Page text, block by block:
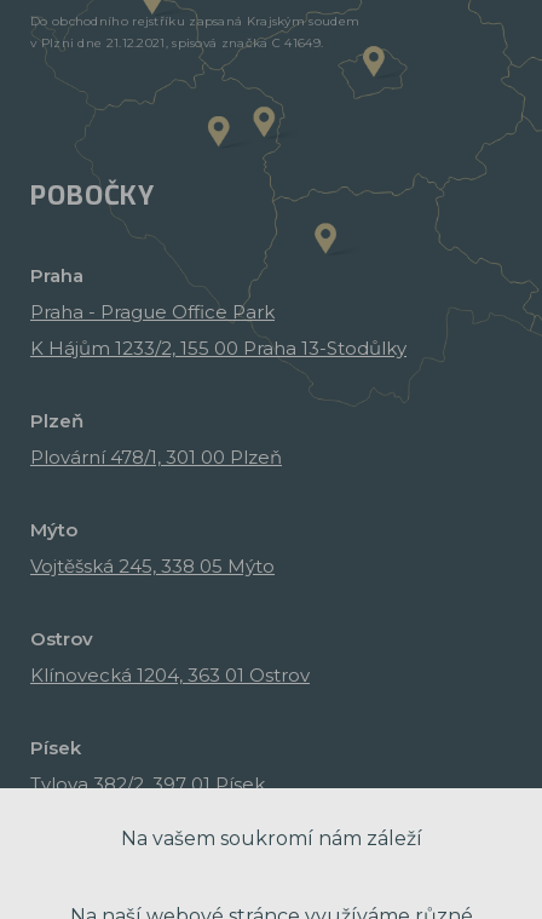
Do obchodního rejstříku zapsaná Krajským soudem
v Plzni dne 21.12.2021, spisová značka C 41649.
POBOČKY
Praha
Praha - Prague Office Park
K Hájům 1233/2, 155 00 Praha 13-Stodůlky
Plzeň
Plovární 478/1, 301 00 Plzeň
Mýto
Vojtěšská 245, 338 05 Mýto
Ostrov
Klínovecká 1204, 363 01 Ostrov
Písek
Tylova 382/2, 397 01 Písek
Na vašem soukromí nám záleží